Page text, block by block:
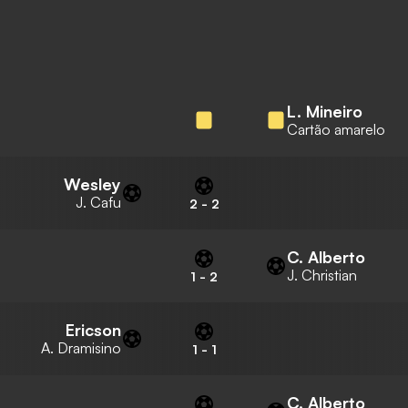
L. Mineiro
Cartão amarelo
Wesley
J. Cafu 2 - 2
1 - 2
C. Alberto
J. Christian
Ericson
A. Dramisino 1 - 1
C. Alberto